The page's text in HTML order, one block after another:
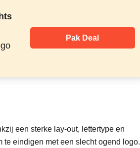
Pak Deal
een sterke lay-out, lettertype en
eindigen met een slecht ogend logo.